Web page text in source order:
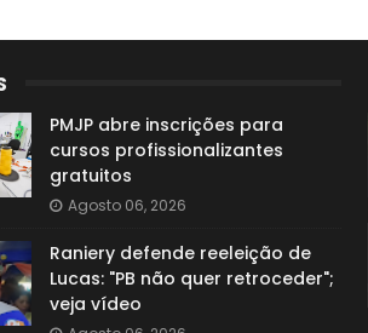
PMJP abre inscrições para
cursos profissionalizantes
gratuitos
Agosto 06, 2026
Raniery defende reeleição de
Lucas: "PB não quer retroceder";
veja vídeo